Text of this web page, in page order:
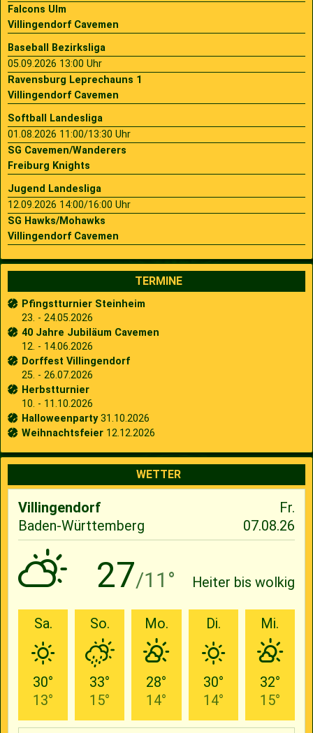
Falcons Ulm
Villingendorf Cavemen
Baseball Bezirksliga
05.09.2026 13:00 Uhr
Ravensburg Leprechauns 1
Villingendorf Cavemen
Softball Landesliga
01.08.2026 11:00/13:30 Uhr
SG Cavemen/Wanderers
Freiburg Knights
Jugend Landesliga
12.09.2026 14:00/16:00 Uhr
SG Hawks/Mohawks
Villingendorf Cavemen
TERMINE
Pfingstturnier Steinheim
23. - 24.05.2026
40 Jahre Jubiläum Cavemen
12. - 14.06.2026
Dorffest Villingendorf
25. - 26.07.2026
Herbstturnier
10. - 11.10.2026
Halloweenparty31.10.2026
Weihnachtsfeier 12.12.2026
WETTER